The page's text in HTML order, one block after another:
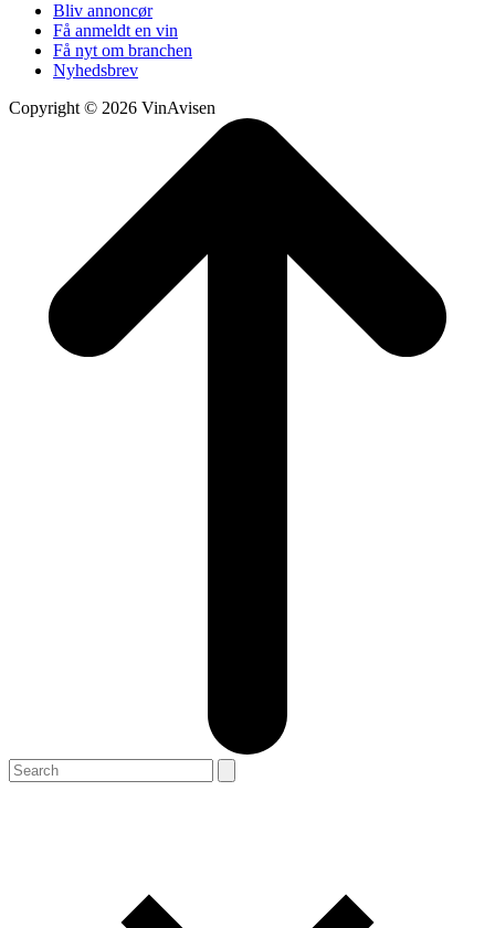
Bliv annoncør
Få anmeldt en vin
Få nyt om branchen
Nyhedsbrev
Copyright © 2026 VinAvisen